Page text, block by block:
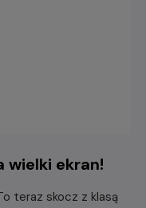
wielki ekran!
teraz skocz z klasą